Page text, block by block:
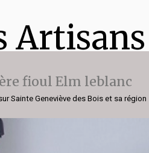
Artisans
fioul Elm leblanc
Sainte Geneviève des Bois et sa région